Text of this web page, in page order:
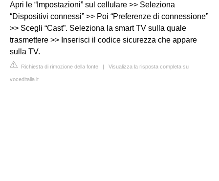
Apri le “Impostazioni” sul cellulare >> Seleziona
“Dispositivi connessi” >> Poi “Preferenze di connessione”
>> Scegli “Cast”. Seleziona la smart TV sulla quale
trasmettere >> Inserisci il codice sicurezza che appare
sulla TV.
Richiesta di rimozione della fonte | Visualizza la risposta completa su
voceditalia.it